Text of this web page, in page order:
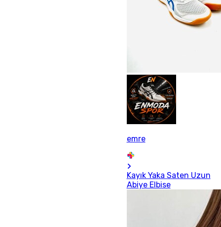
emre
Kayık Yaka Saten Uzun
Abiye Elbise